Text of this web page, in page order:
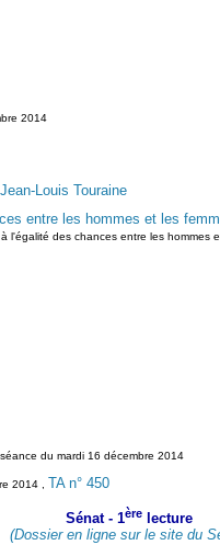
2014
Jean-Louis Touraine
entre les hommes et les
des chances entre les
du mardi 16 décembre 2014
2014 , TA n° 450
Sénat - 1ère
lecture
(Dossier en ligne sur le site du